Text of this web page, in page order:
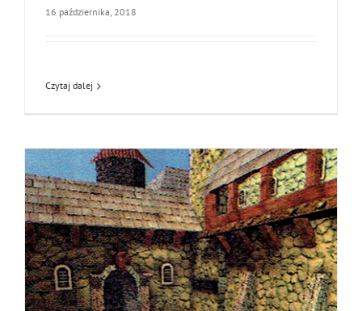
16 października, 2018
Czytaj dalej